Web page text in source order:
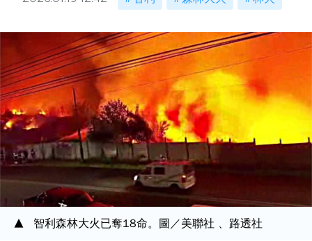
智利森林大火已奪18命。圖／美聯社 、路透社